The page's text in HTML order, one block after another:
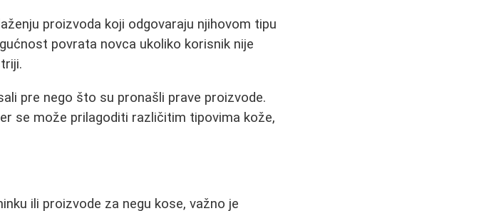
proizvoda koji odgovaraju njihovom tipu
povrata novca ukoliko korisnik nije
pre nego što su pronašli prave proizvode.
se može prilagoditi različitim tipovima kože,
ili proizvode za negu kose, važno je